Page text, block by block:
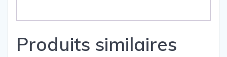
Produits similaires